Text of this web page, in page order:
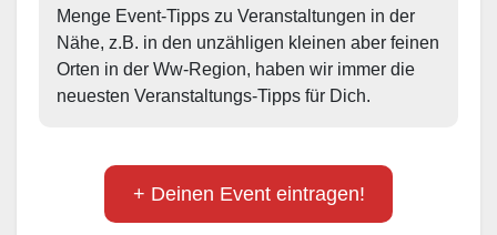
Menge Event-Tipps zu Veranstaltungen in der
Nähe, z.B. in den unzähligen kleinen aber feinen
Orten in der Ww-Region, haben wir immer die
neuesten Veranstaltungs-Tipps für Dich.
+ Deinen Event eintragen!